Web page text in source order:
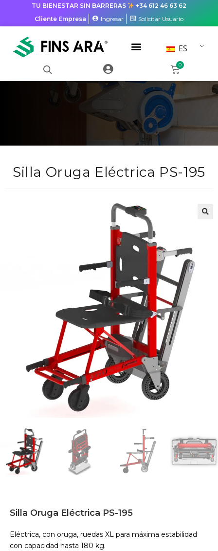
TU BIENESTAR SIN BARRERAS
+34 612 46 63 62
Cliente Empresa
Ingresar Solicitar Usuario
ES
0
Silla Oruga Eléctrica PS-195
Silla Oruga Eléctrica PS-195
Eléctrica, con oruga, ruedas XL para máxima estabilidad
con capacidad hasta 180 kg.